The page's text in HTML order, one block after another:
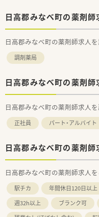
はございません。
日高郡みなべ町の薬剤
日高郡みなべ町の薬剤師求人
調剤薬局
日高郡みなべ町の薬剤
日高郡みなべ町の薬剤師求人
正社員 パート・アルバイト
日高郡みなべ町の薬剤
日高郡みなべ町の薬剤師求人
駅チカ 年間休日120日以上
週32h以上
ブランク可